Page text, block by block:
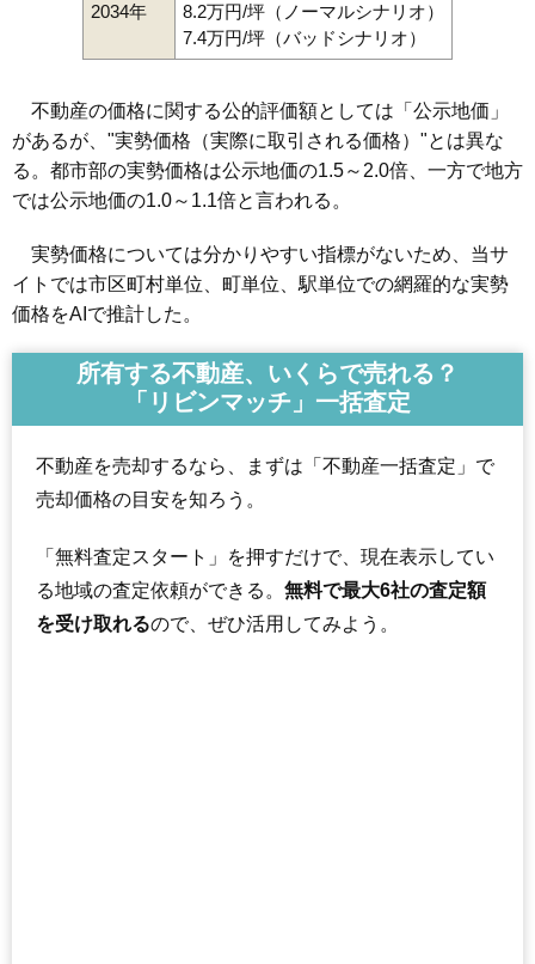
2034年
8.2万円/坪（ノーマルシナリオ）
7.4万円/坪（バッドシナリオ）
不動産の価格に関する公的評価額としては「公示地価」
があるが、"実勢価格（実際に取引される価格）"とは異な
る。都市部の実勢価格は公示地価の1.5～2.0倍、一方で地方
では公示地価の1.0～1.1倍と言われる。
実勢価格については分かりやすい指標がないため、当サ
イトでは市区町村単位、町単位、駅単位での網羅的な実勢
価格をAIで推計した。
所有する不動産、いくらで売れる？
「リビンマッチ」一括査定
不動産を売却するなら、まずは「不動産一括査定」で
売却価格の目安を知ろう。
「無料査定スタート」を押すだけで、現在表示してい
る地域の査定依頼ができる。 無料で最大6社の査定額
を受け取れるので、ぜひ活用してみよう。